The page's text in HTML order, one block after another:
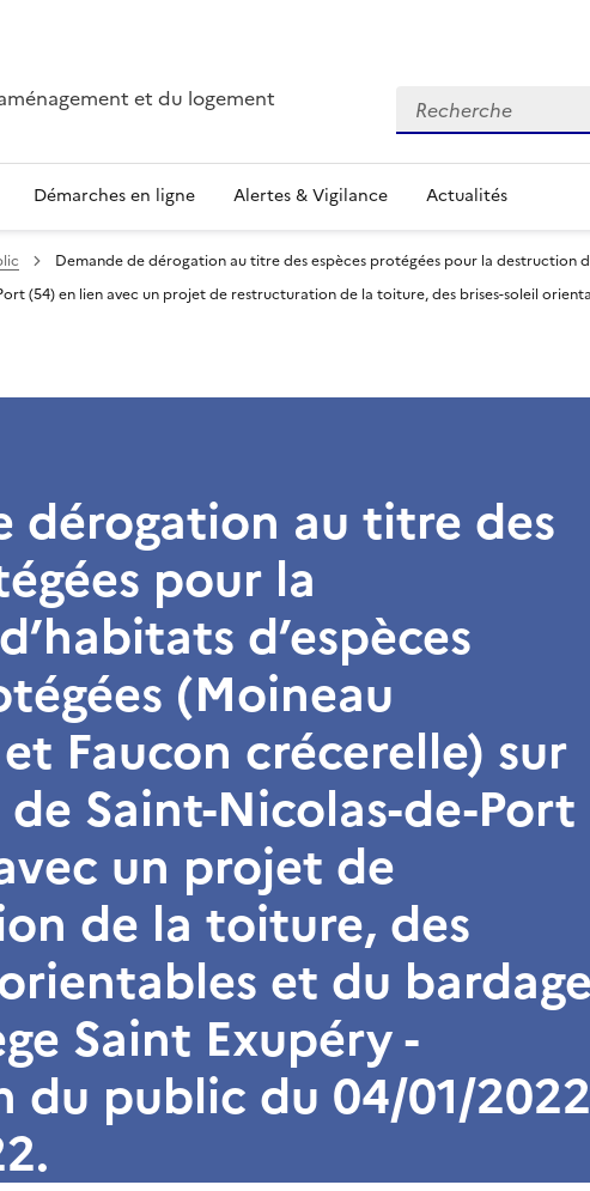
et du logement Recherche
Démarches en ligne Alertes & Vigilance Actualités
Demande de dérogation au titre des espèces protégées pour la destruction
(54) en lien avec un projet de restructuration de la toiture, des brises-soleil
dérogation au titre des
pour la
d’espèces
(Moineau
Faucon crécerelle) sur
Saint-Nicolas-de-Port
un projet de
de la toiture, des
et du bardage
Saint Exupéry -
du public du 04/01/2022